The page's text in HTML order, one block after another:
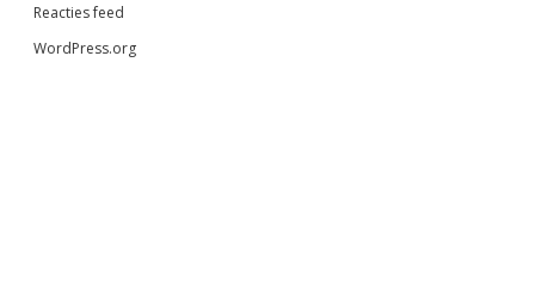
Reacties feed
WordPress.org